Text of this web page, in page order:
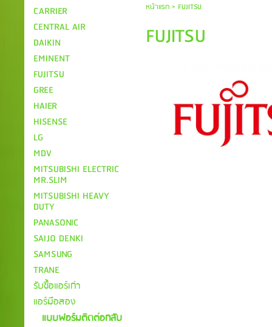
CARRIER
CENTRAL AIR
DAIKIN
EMINENT
FUJITSU
GREE
HAIER
HISENSE
LG
MDV
MITSUBISHI ELECTRIC
MR.SLIM
MITSUBISHI HEAVY
DUTY
PANASONIC
SAIJO DENKI
SAMSUNG
TRANE
รับซื้อแอร์เก่า
แอร์มือสอง
แบบฟอร์มติดต่อกลับ
หน้าแรก> FUJITSU
FUJITSU